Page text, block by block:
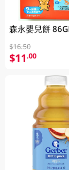
森永嬰兒餅
$16.50
$11.00